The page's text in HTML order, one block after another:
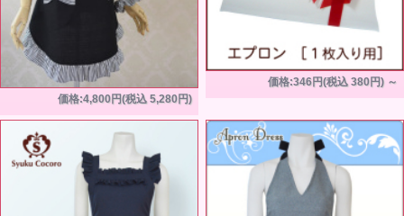
価格:4,800円(税込 5,280円)
価格:346円(税込 380円) ～